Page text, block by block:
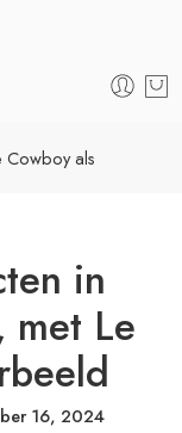
Cowboy als
in
met Le
16, 2024